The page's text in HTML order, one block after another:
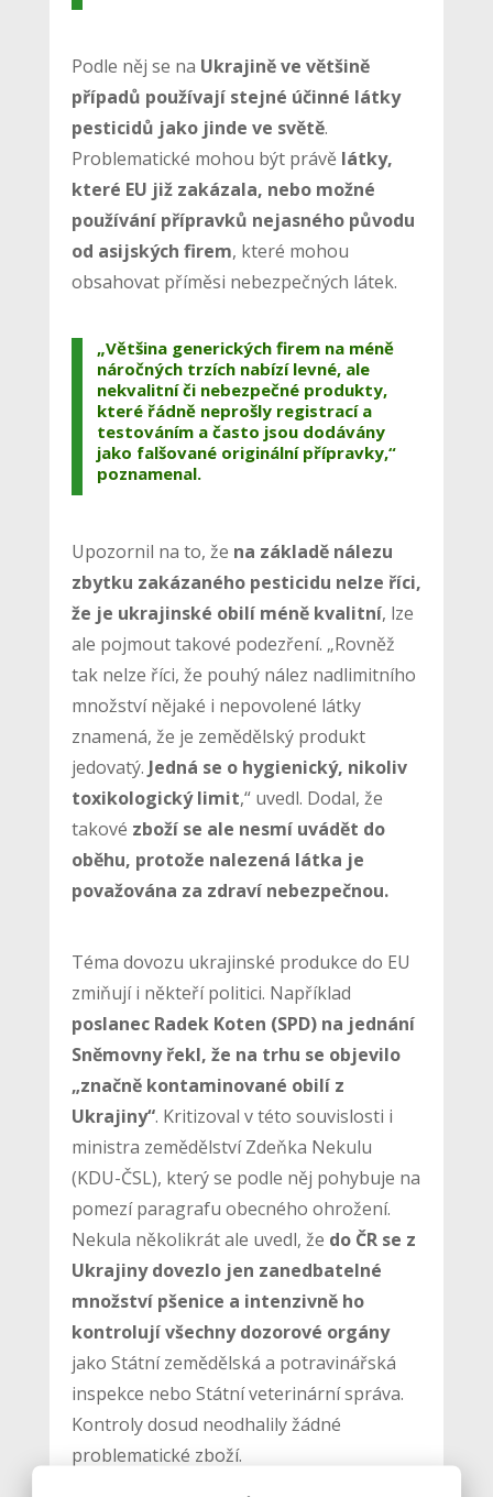
Podle něj se na Ukrajině ve většině
případů používají stejné účinné látky
pesticidů jako jinde ve světě.
Problematické mohou být právě látky,
které EU již zakázala, nebo možné
používání přípravků nejasného původu
od asijských firem, které mohou
obsahovat příměsi nebezpečných látek.
„Většina generických firem na méně
náročných trzích nabízí levné, ale
nekvalitní či nebezpečné produkty,
které řádně neprošly registrací a
testováním a často jsou dodávány
jako falšované originální přípravky,“
poznamenal.
Upozornil na to, že na základě nálezu
zbytku zakázaného pesticidu nelze říci,
že je ukrajinské obilí méně kvalitní, lze
ale pojmout takové podezření. „Rovněž
tak nelze říci, že pouhý nález nadlimitního
množství nějaké i nepovolené látky
znamená, že je zemědělský produkt
jedovatý. Jedná se o hygienický, nikoliv
toxikologický limit,“ uvedl. Dodal, že
takové zboží se ale nesmí uvádět do
oběhu, protože nalezená látka je
považována za zdraví nebezpečnou.
Téma dovozu ukrajinské produkce do EU
zmiňují i někteří politici. Například
poslanec Radek Koten (SPD) na jednání
Sněmovny řekl, že na trhu se objevilo
„značně kontaminované obilí z
Ukrajiny“. Kritizoval v této souvislosti i
ministra zemědělství Zdeňka Nekulu
(KDU-ČSL), který se podle něj pohybuje na
pomezí paragrafu obecného ohrožení.
Nekula několikrát ale uvedl, že do ČR se z
Ukrajiny dovezlo jen zanedbatelné
množství pšenice a intenzivně ho
kontrolují všechny dozorové orgány
jako Státní zemědělská a potravinářská
inspekce nebo Státní veterinární správa.
Kontroly dosud neodhalily žádné
problematické zboží.